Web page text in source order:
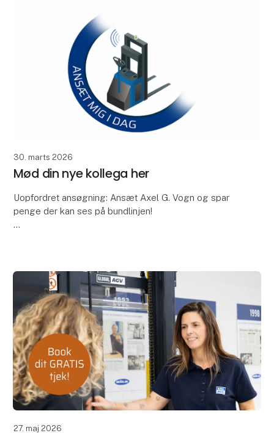
30. marts 2026
Mød din nye kollega her
Uopfordret ansøgning: Ansæt Axel G. Vogn og spar
penge der kan ses på bundlinjen!
27. maj 2026